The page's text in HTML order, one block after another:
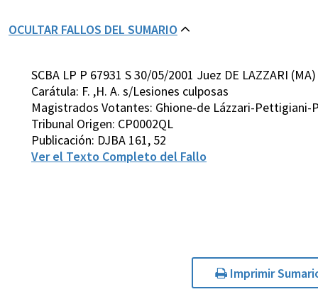
OCULTAR FALLOS DEL SUMARIO
SCBA LP P 67931 S 30/05/2001 Juez DE LAZZARI (MA)
Carátula: F. ,H. A. s/Lesiones culposas
Magistrados Votantes: Ghione-de Lázzari-
Tribunal Origen: CP0002QL
Publicación: DJBA 161, 52
Ver el Texto Completo del Fallo
Imprimir